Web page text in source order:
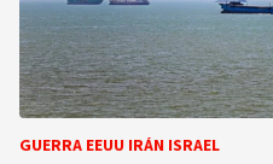
GUERRA EEUU IRÁN ISRAEL